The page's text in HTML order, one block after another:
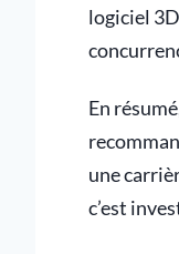
logiciel
En
une
c’est